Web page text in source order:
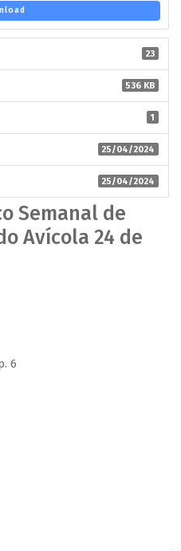
23
536 KB
1
25/04/2024
25/04/2024
Semanal de
Avícola 24 de
6